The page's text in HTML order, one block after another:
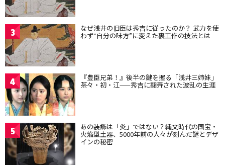
3 なぜ浅井の旧臣は秀吉に従ったのか？ 武力を使
わず“自分の味方”に変えた裏工作の技法とは
4 『豊臣兄弟！』後半の鍵を握る「浅井三姉妹」
茶々・初・江——秀吉に翻弄された波乱の生涯
5 あの装飾は「炎」ではない？縄文時代の国宝・
火焔型土器、5000年前の人々が刻んだ謎とデザ
インの秘密